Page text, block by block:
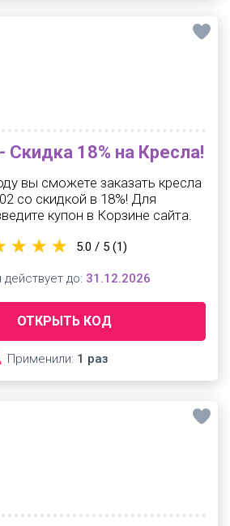
18% на Кресла!
вы сможете заказать кресла
со скидкой в 18%! Для
купон в Корзине сайта.
ОТКРЫТЬ КОД
Применили: 1 раз
5.0 / 5 (1)
действует до: 31.12.2026